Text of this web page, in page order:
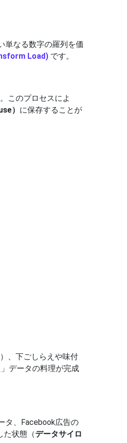
単なる数字の羅列を価
Load) です。
このプロセスによ
） に保存することが
）、下ごしらえや味付
データの料理が完成
タ、Facebook広告の
た状態（データサイロ